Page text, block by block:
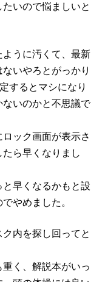
いので悩ましいと
うに汚くて、最新
いやろとがっかり
するとマシになり
ないのかと不思議で
ック画面が表示さ
ら早くなりまし
早くなるかもと設
やめました。
内を探し回ってと
く、解説本がいっ